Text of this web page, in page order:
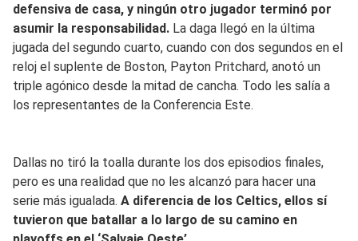
defensiva de casa, y ningún otro jugador terminó por
asumir la responsabilidad. La daga llegó en la última
jugada del segundo cuarto, cuando con dos segundos en el
reloj el suplente de Boston, Payton Pritchard, anotó un
triple agónico desde la mitad de cancha. Todo les salía a
los representantes de la Conferencia Este.
Dallas no tiró la toalla durante los dos episodios finales,
pero es una realidad que no les alcanzó para hacer una
serie más igualada. A diferencia de los Celtics, ellos sí
tuvieron que batallar a lo largo de su camino en